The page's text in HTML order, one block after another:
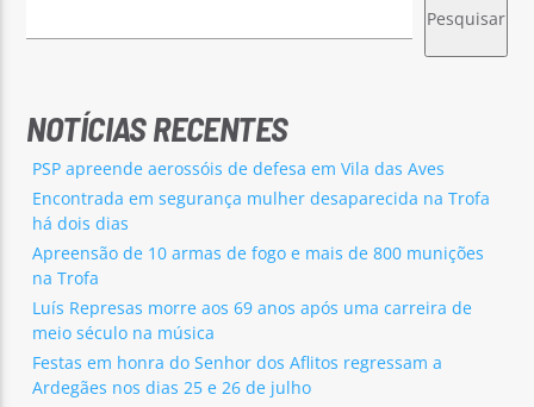
Pesquisar
NOTÍCIAS RECENTES
PSP apreende aerossóis de defesa em Vila das Aves
Encontrada em segurança mulher desaparecida na Trofa
há dois dias
Apreensão de 10 armas de fogo e mais de 800 munições
na Trofa
Luís Represas morre aos 69 anos após uma carreira de
meio século na música
Festas em honra do Senhor dos Aflitos regressam a
Ardegães nos dias 25 e 26 de julho